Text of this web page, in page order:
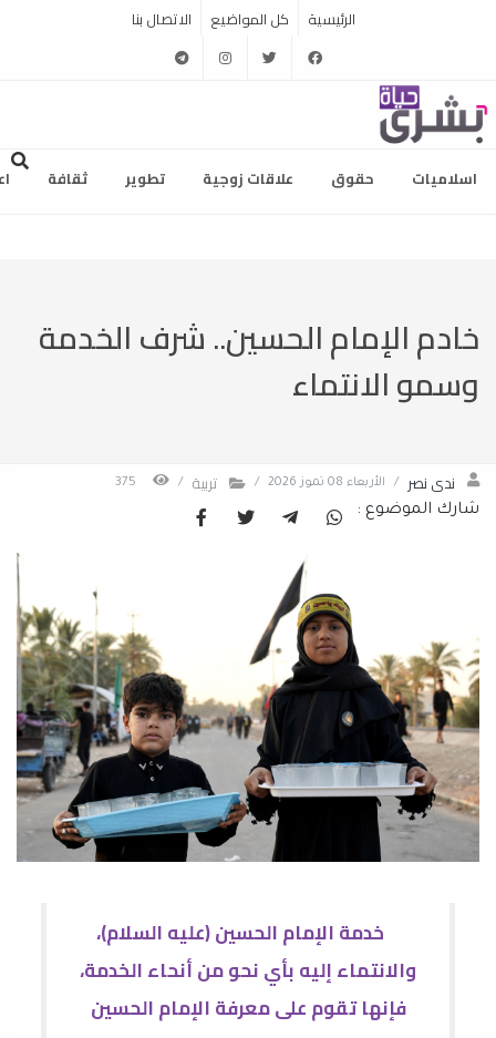
الرئيسية كل المواضيع الاتصال بنا
facebook
twitter
instagram
telegram
اسلاميات حقوق علاقات زوجية تطوير ثقافة
خادم الإمام الحسين.. شرف الخدمة
وسمو الانتماء
ندى نصر / الأربعاء 08 تموز 2026 / تربية /
شارك الموضوع :
خدمة الإمام الحسين (عليه السلام)،
والانتماء إليه بأي نحو من أنحاء الخدمة،
فإنها تقوم على معرفة الإمام الحسين